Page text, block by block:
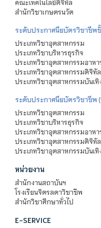
คณะเทคโนโลยีดิจิทัล
สำนักวิชาเกษตรนวัต
ระดับประกาศนียบัตรวิชาชีพ
ประเภทวิชาอุตสาหกรรม
ประเภทวิชาบริหารธุรกิจ
ประเภทวิชาอุตสาหกรรมอาหา
ประเภทวิชาอุตสาหกรรมดิจิทัล
ประเภทวิชาอุตสาหกรรมบันเทิ
ระดับประกาศนียบัตรวิชาชีพ
ประเภทวิชาอุตสาหกรรม
ประเภทวิชาบริหารธุรกิจ
ประเภทวิชาอุตสาหกรรมอาหา
ประเภทวิชาอุตสาหกรรมดิจิทัล
ประเภทวิชาอุตสาหกรรมบันเทิ
หน่วยงาน
สำนักงานสถาบันฯ
โรงเรียนจิตรลดาวิชาชีพ
สำนักวิชาศึกษาทั่วไป
E-SERVICE